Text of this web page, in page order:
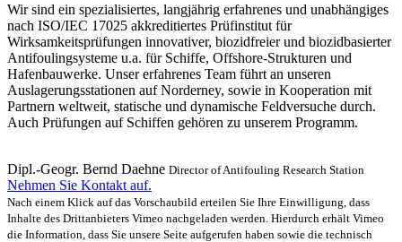
Wir sind ein spezialisiertes, langjährig erfahrenes und unabhängiges
nach ISO/IEC 17025 akkreditiertes Prüfinstitut für
Wirksamkeitsprüfungen innovativer, biozidfreier und biozidbasierter
Antifoulingsysteme u.a. für Schiffe, Offshore-Strukturen und
Hafenbauwerke. Unser erfahrenes Team führt an unseren
Auslagerungsstationen auf Norderney, sowie in Kooperation mit
Partnern weltweit, statische und dynamische Feldversuche durch.
Auch Prüfungen auf Schiffen gehören zu unserem Programm.
Dipl.-Geogr. Bernd Daehne Director of Antifouling Research Station
Nehmen Sie Kontakt auf.
Nach einem Klick auf das Vorschaubild erteilen Sie Ihre Einwilligung, dass
Inhalte des Drittanbieters Vimeo nachgeladen werden. Hierdurch erhält Vimeo
die Information, dass Sie unsere Seite aufgerufen haben sowie die technisch